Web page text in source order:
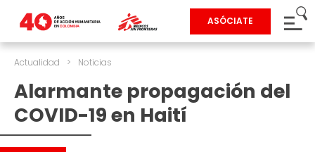
ASÓCIATE
Actualidad > Noticias
Alarmante propagación del
COVID-19 en Haití